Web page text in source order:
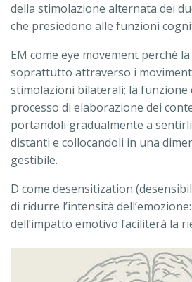
della stimolazione alternata dei
che presiedono alle funzioni
EM come eye movement perchè
soprattutto attraverso i
stimolazioni bilaterali; la funzione
processo di elaborazione dei
portandoli gradualmente a
distanti e collocandoli in una
gestibile.
D come desensitization
di ridurre l’intensità
dell’impatto emotivo faciliterà la